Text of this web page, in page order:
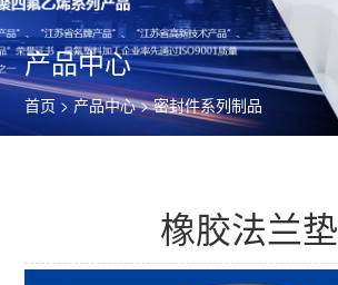
产品中心
首页 > 产品中心>密封件系列制品
橡胶法兰垫